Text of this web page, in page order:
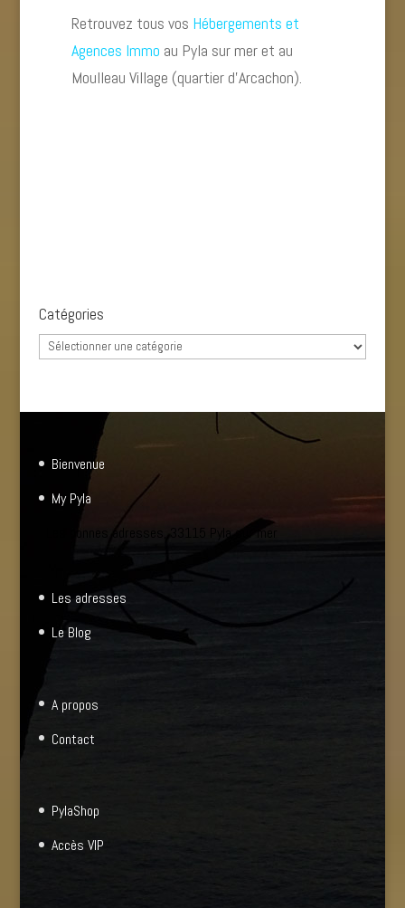
Retrouvez tous vos Hébergements et
Agences Immo au Pyla sur mer et au
Moulleau Village (quartier d’Arcachon).
Catégories
Catégories
Bienvenue
My Pyla
Les bonnes adresses, 33115 Pyla sur mer
Les adresses
Le Blog
A propos
Contact
PylaShop
Accès VIP